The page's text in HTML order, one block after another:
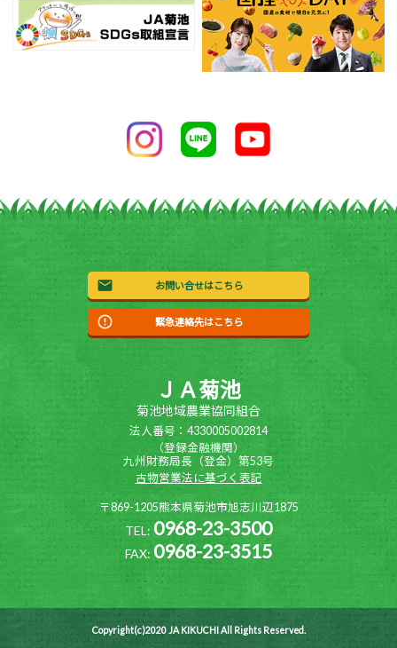
お問い合せはこちら
緊急連絡先はこちら
ＪＡ菊池
菊池地域農業協同組合
法人番号：4330005002814
（登録金融機関）
九州財務局長（登金）第53号
古物営業法に基づく表記
〒869-1205熊本県菊池市旭志川辺1875
TEL: 0968-23-3500
FAX: 0968-23-3515
Copyright(c)2020 JA KIKUCHI All Rights Reserved.